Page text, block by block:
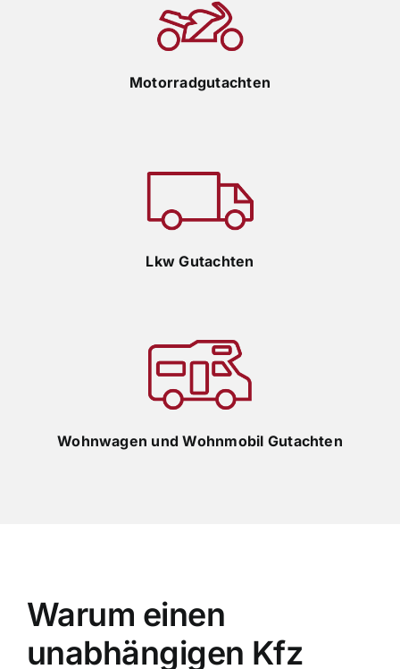
Motorradgutachten
Lkw Gutachten
Wohnwagen und Wohnmobil Gutachten
Warum einen
unabhängigen Kfz